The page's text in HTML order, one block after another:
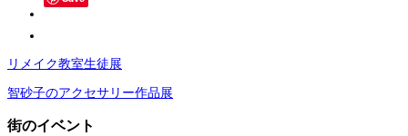
リメイク教室生徒展
智砂子のアクセサリー作品展
街のイベント